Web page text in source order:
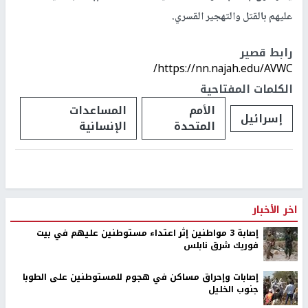
عليهم بالقتل والتهجير القسري.
رابط قصير
https://nn.najah.edu/AVWC/
الكلمات المفتاحية
إسرائيل
الأمم
المتحدة
المساعدات
الإنسانية
اخر الأخبار
إصابة 3 مواطنين إثر اعتداء مستوطنين عليهم في بيت
فوريك شرق نابلس
إصابات وإحراق مساكن في هجوم للمستوطنين على الطوبا
جنوب الخليل